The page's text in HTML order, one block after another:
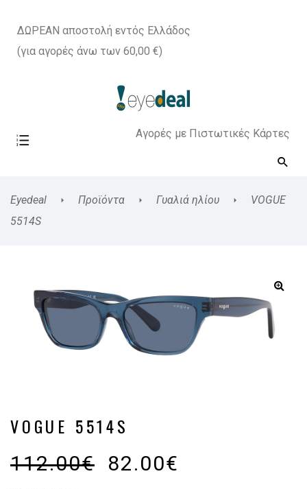
ΔΩΡΕΑΝ αποστολή εντός Ελλάδος
(για αγορές άνω των 60,00 €)
Αγορές με Πιστωτικές Κάρτες
Eyedeal Προϊόντα Γυαλιά ηλίου
VOGUE
5514S
VOGUE 5514S
112.00€ 82.00€